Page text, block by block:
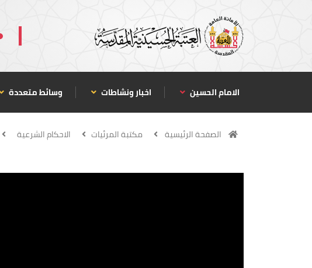
الامام الحسين اخبار ونشاطات وسائط متعددة
الصفحة الرئيسية مكتبة المرئيات الاحكام الشرعية